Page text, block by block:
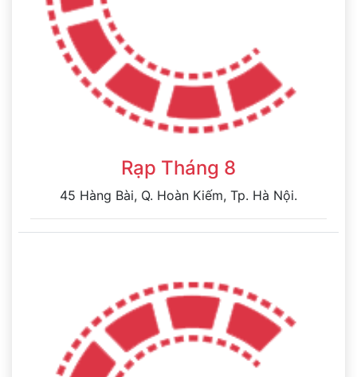
Rạp Tháng 8
45 Hàng Bài, Q. Hoàn Kiếm, Tp. Hà Nội.